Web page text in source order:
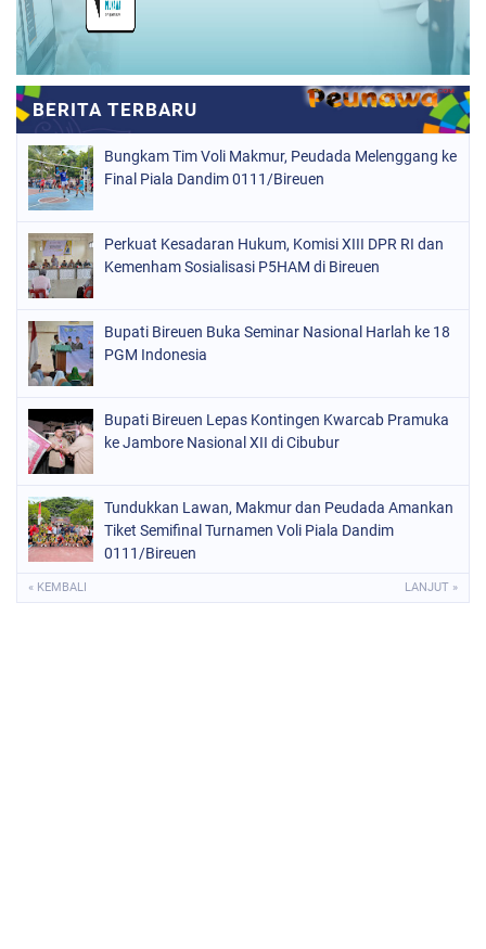
Bungkam Tim Voli Makmur, Peudada Melenggang ke
Final Piala Dandim 0111/Bireuen
Perkuat Kesadaran Hukum, Komisi XIII DPR RI dan
Kemenham Sosialisasi P5HAM di Bireuen
Bupati Bireuen Buka Seminar Nasional Harlah ke 18
PGM Indonesia
Bupati Bireuen Lepas Kontingen Kwarcab Pramuka
ke Jambore Nasional XII di Cibubur
Tundukkan Lawan, Makmur dan Peudada Amankan
Tiket Semifinal Turnamen Voli Piala Dandim
0111/Bireuen
« KEMBALI LANJUT »